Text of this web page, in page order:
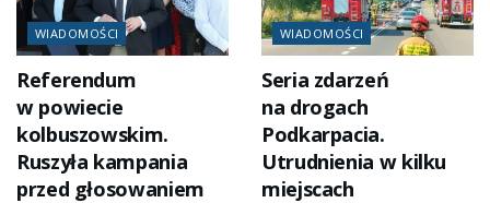
WIADOMOŚCI
Referendum
w powiecie
kolbuszowskim.
Ruszyła kampania
przed głosowaniem
WIADOMOŚCI
Seria zdarzeń
na drogach
Podkarpacia.
Utrudnienia w kilku
miejscach